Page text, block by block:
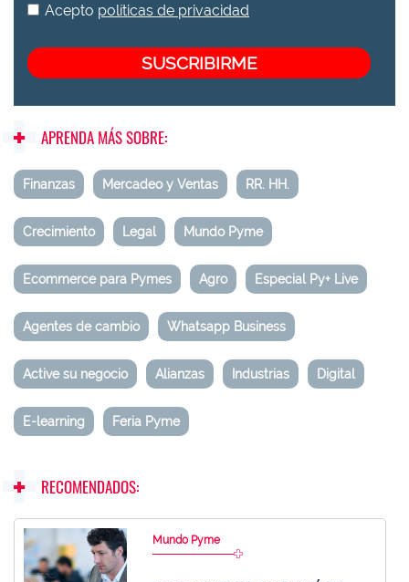
Acepto políticas de privacidad
APRENDA MÁS SOBRE:
Finanzas Mercadeo y Ventas RR. HH.
Crecimiento Legal Mundo Pyme
Ecommerce para Pymes Agro Especial Py+ Live
Agentes de cambio Whatsapp Business
Active su negocio Alianzas Industrias Digital
E-learning Feria Pyme
RECOMENDADOS:
Mundo Pyme